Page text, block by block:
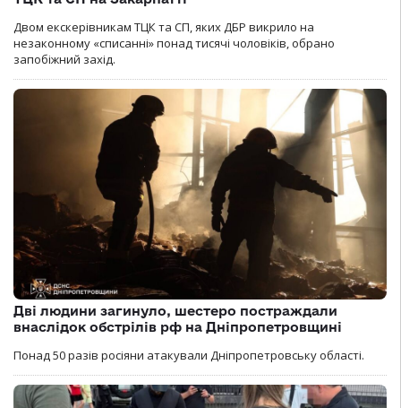
Двом екскерівникам ТЦК та СП, яких ДБР викрило на
незаконному «списанні» понад тисячі чоловіків, обрано
запобіжний захід.
Дві людини загинуло, шестеро постраждали
внаслідок обстрілів рф на Дніпропетровщині
Понад 50 разів росіяни атакували Дніпропетровську області.